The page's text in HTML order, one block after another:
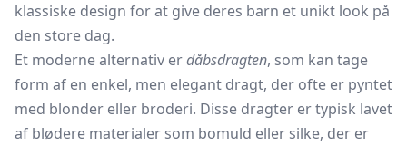
klassiske design for at give deres barn et unikt look på
den store dag.
Et moderne alternativ erdåbsdragten, som kan tage
form af en enkel, men elegant dragt, der ofte er pyntet
med blonder eller broderi. Disse dragter er typisk lavet
af blødere materialer som bomuld eller silke, der er